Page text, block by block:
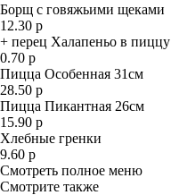
Борщ с говяжьими щеками
12.30 р
+ перец Халапеньо в пиццу
0.70 р
Пицца Особенная 31см
28.50 р
Пицца Пикантная 26см
15.90 р
Хлебные гренки
9.60 р
Смотреть полное меню
Смотрите также